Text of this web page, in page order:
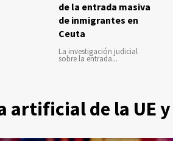
de la entrada masiva
de inmigrantes en
Ceuta
La investigación judicial
sobre la entrada...
artificial de la UE